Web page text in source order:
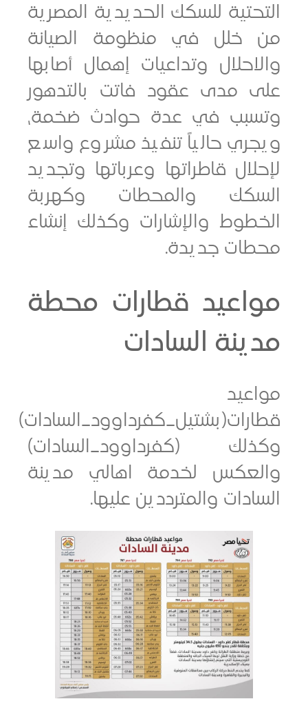
للسكك الحديدية المصرية
في منظومة الصيانة
وتداعيات إهمال أصابها
مدى عقود فاتت بالتدهور
في عدة حوادث ضخمة،
حالياً تنفيذ مشروع واسع
قاطراتها وعرباتها وتجديد
والمحطات وكهربة
والإشارات وكذلك إنشاء
جديدة.
قطارات محطة
السادات
(كفرداوود_السادات)
لخدمة اهالي مدينة
والمترددين عليها.